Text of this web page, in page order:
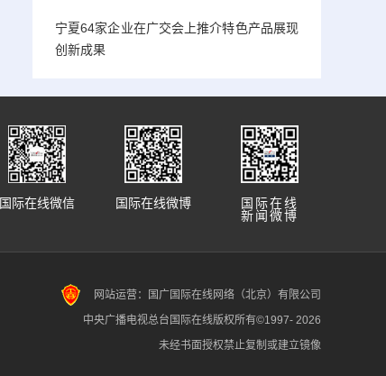
宁夏64家企业在广交会上推介特色产品展现
创新成果
国际在线
新闻微博
国际在线微博
国际在线微信
网站运营：国广国际在线网络（北京）有限公司
中央广播电视总台国际在线版权所有©1997- 2026
未经书面授权禁止复制或建立镜像